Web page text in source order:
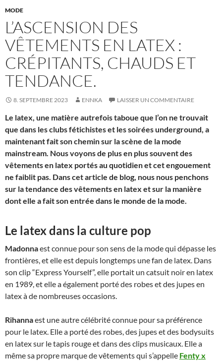
MODE
L’ASCENSION DES
VÊTEMENTS EN LATEX :
CRÉPITANTS, CHAUDS ET
TENDANCE.
8. SEPTEMBRE 2023 ENNKA LAISSER UN COMMENTAIRE
Le latex, une matière autrefois taboue que l’on ne trouvait
que dans les clubs fétichistes et les soirées underground, a
maintenant fait son chemin sur la scène de la mode
mainstream. Nous voyons de plus en plus souvent des
vêtements en latex portés au quotidien et cet engouement
ne faiblit pas. Dans cet article de blog, nous nous penchons
sur la tendance des vêtements en latex et sur la manière
dont elle a fait son entrée dans le monde de la mode.
Le latex dans la culture pop
Madonnaest connue pour son sens de la mode qui dépasse les
frontières, et elle est depuis longtemps une fan de latex. Dans
son clip “Express Yourself”, elle portait un catsuit noir en latex
en 1989, et elle a également porté des robes et des jupes en
latex à de nombreuses occasions.
Rihannaest une autre célébrité connue pour sa préférence
pour le latex. Elle a porté des robes, des jupes et des bodysuits
en latex sur le tapis rouge et dans des clips musicaux. Elle a
même sa propre marque de vêtements qui s’appelle Fenty x